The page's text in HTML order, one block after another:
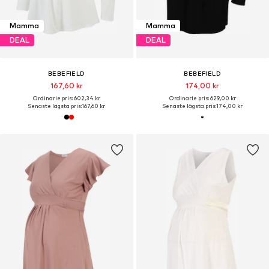
Mamma
DEAL
BEBEFIELD
167,60 kr
Ordinarie pris: 602,34 kr
Senaste lägsta pris:167,60 kr
Mamma
DEAL
BEBEFIELD
174,00 kr
Ordinarie pris: 629,00 kr
Senaste lägsta pris:174,00 kr